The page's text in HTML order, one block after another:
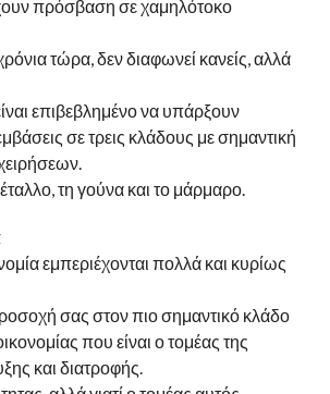
πρόσβαση σε χαμηλότοκο
τώρα, δεν διαφωνεί κανείς, αλλά
επιβεβλημένο να υπάρξουν
σε τρεις κλάδους με σημαντική
τη γούνα και το μάρμαρο.
εμπεριέχονται πολλά και κυρίως
σας στον πιο σημαντικό κλάδο
που είναι ο τομέας της
και διατροφής.